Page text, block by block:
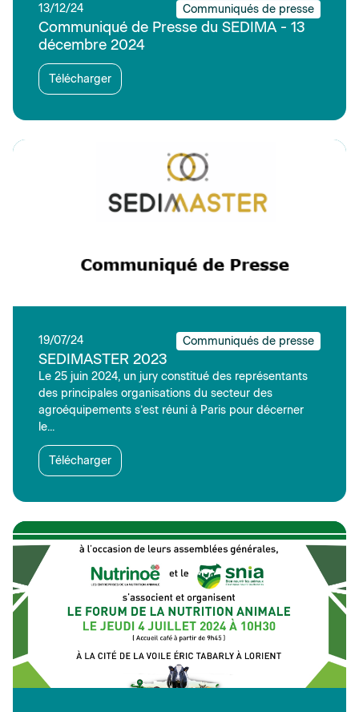
13/12/24 Communiqués de presse
Communiqué de Presse du SEDIMA - 13
décembre 2024
Télécharger
19/07/24 Communiqués de presse
SEDIMASTER 2023
Le 25 juin 2024, un jury constitué des représentants
des principales organisations du secteur des
agroéquipements s’est réuni à Paris pour décerner
le...
Télécharger